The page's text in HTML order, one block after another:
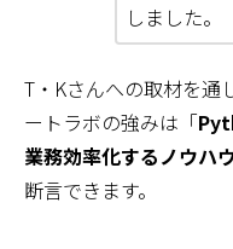
しました。
T・Kさんへの取材を通
ートラボの強みは「
業務効率化するノウハ
断言できます。